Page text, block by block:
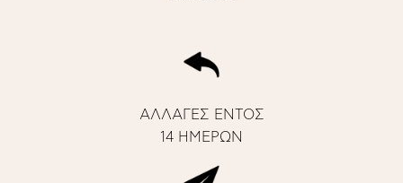
ΑΛΛΑΓΕΣ ΕΝΤΟΣ
14 ΗΜΕΡΩΝ